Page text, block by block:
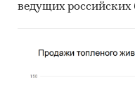
ведущих российских